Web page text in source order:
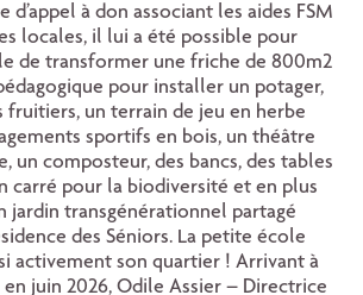
d’appel à don associant les aides FSM
locales, il lui a été possible pour
de transformer une friche de 800m2
pour installer un potager,
fruitiers, un terrain de jeu en herbe
sportifs en bois, un théâtre
un composteur, des bancs, des tables
carré pour la biodiversité et en plus
jardin transgénérationnel partagé
des Séniors. La petite école
activement son quartier ! Arrivant à
juin 2026, Odile Assier – Directrice